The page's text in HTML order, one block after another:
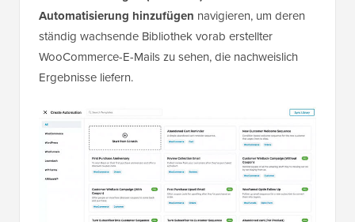
Automatisierung hinzufügen navigieren, um deren
ständig wachsende Bibliothek vorab erstellter
WooCommerce-E-Mails zu sehen, die nachweislich
Ergebnisse liefern.